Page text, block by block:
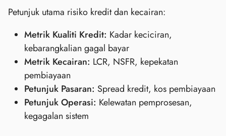
Petunjuk utama risiko kredit dan kecairan:
Metrik Kualiti Kredit: Kadar keciciran,
kebarangkalian gagal bayar
Metrik Kecairan: LCR, NSFR, kepekatan
pembiayaan
Petunjuk Pasaran: Spread kredit, kos pembiayaan
Petunjuk Operasi: Kelewatan pemprosesan,
kegagalan sistem